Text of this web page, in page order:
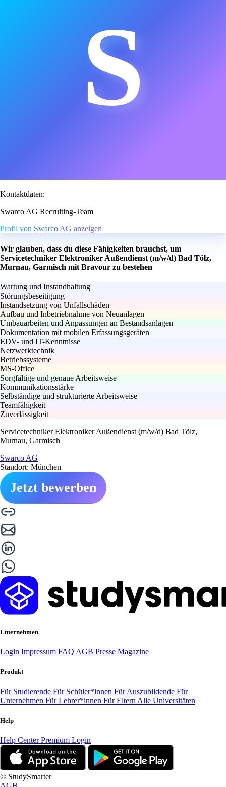
S
Kontaktdaten:
Swarco AG Recruiting-Team
Profil von Swarco AG anzeigen
Wir glauben, dass du diese Fähigkeiten brauchst, um
Servicetechniker Elektroniker Außendienst (m/w/d) Bad Tölz,
Murnau, Garmisch mit Bravour zu bestehen
Wartung und Instandhaltung
Störungsbeseitigung
Instandsetzung von Unfallschäden
Aufbau und Inbetriebnahme von Neuanlagen
Umbauarbeiten und Anpassungen an Bestandsanlagen
Dokumentation mit mobilen Erfassungsgeräten
EDV- und IT-Kenntnisse
Netzwerktechnik
Betriebssysteme
MS-Office
Sorgfältige und genaue Arbeitsweise
Kommunikationsstärke
Selbständige und strukturierte Arbeitsweise
Teamfähigkeit
Zuverlässigkeit
Servicetechniker Elektroniker Außendienst (m/w/d) Bad Tölz,
Murnau, Garmisch
Swarco AG
Standort: München
Jetzt bewerben
Unternehmen
Login Impressum FAQ AGB Presse Magazine
Produkt
Für Studierende Für Schüler*innen Für Auszubildende Für
Unternehmen Für Lehrer*innen Für Eltern Alle Universitäten
Help
Help CenterPremium Login
© StudySmarter